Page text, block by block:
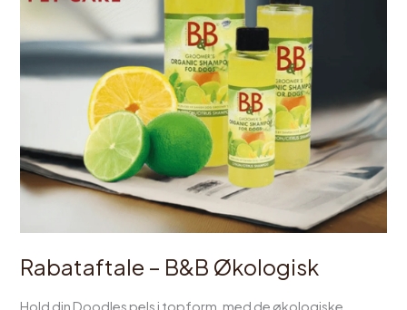
Rabataftale – B&B Økologisk
Hold din Doodles pels i topform, med de økologiske